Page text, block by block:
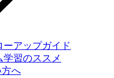
アップガイド
習のススメ
方へ